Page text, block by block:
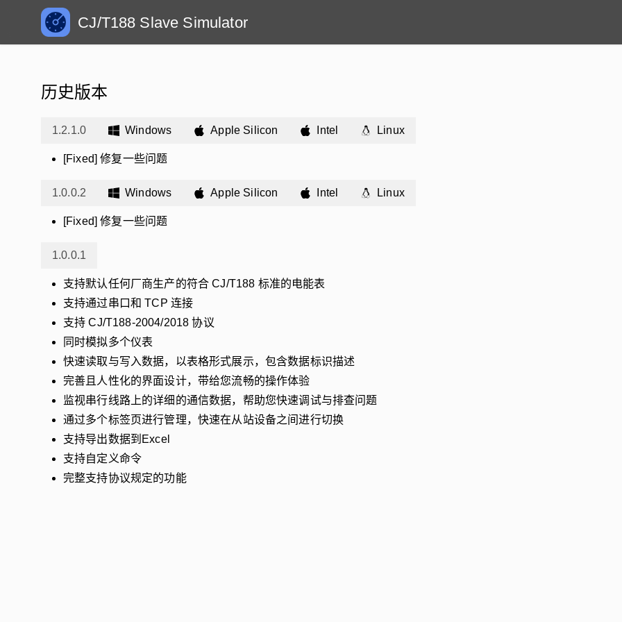
CJ/T188 Slave Simulator
历史版本
1.2.1.0 Windows Apple Silicon Intel Linux
[Fixed] 修复一些问题
1.0.0.2 Windows Apple Silicon Intel Linux
[Fixed] 修复一些问题
1.0.0.1
支持默认任何厂商生产的符合 CJ/T188 标准的电能表
支持通过串口和 TCP 连接
支持 CJ/T188-2004/2018 协议
同时模拟多个仪表
快速读取与写入数据，以表格形式展示，包含数据标识描述
完善且人性化的界面设计，带给您流畅的操作体验
监视串行线路上的详细的通信数据，帮助您快速调试与排查问题
通过多个标签页进行管理，快速在从站设备之间进行切换
支持导出数据到Excel
支持自定义命令
完整支持协议规定的功能